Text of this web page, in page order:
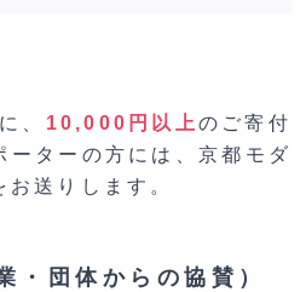
、 10,000円以上 のご寄付
ーターの方には、京都モダ
送りします。
・団体からの協賛）